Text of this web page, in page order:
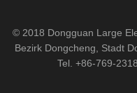
© 2018 Dongguan Large
Bezirk Dongcheng, Stadt
Tel. +86-769-